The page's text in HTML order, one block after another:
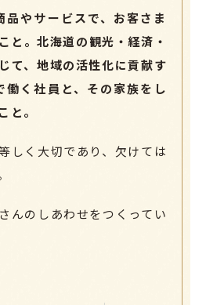
やサービスで、お客さま
と。北海道の観光・経済・
て、地域の活性化に貢献す
働く社員と、その家族をし
と。
しく大切であり、欠けては
んのしあわせをつくってい